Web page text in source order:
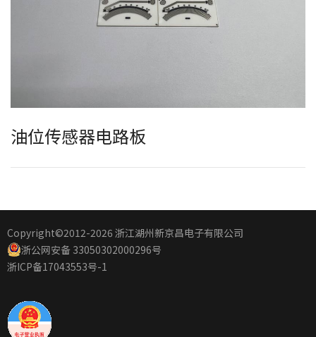
油位传感器电路板
Copyright©2012-2026 浙江湖州新京昌电子有限公司
浙公网安备 33050302000296号
浙ICP备17043553号-1